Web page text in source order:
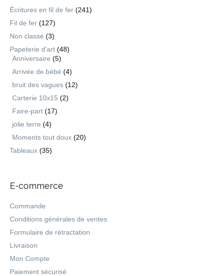
Écritures en fil de fer (241)
Fil de fer (127)
Non classé (3)
Papeterie d'art (48)
Anniversaire (5)
Arrivée de bébé (4)
bruit des vagues (12)
Carterie 10x15 (2)
Faire-part (17)
jolie terre (4)
Moments tout doux (20)
Tableaux (35)
E-commerce
Commande
Conditions générales de ventes
Formulaire de rétractation
Livraison
Mon Compte
Paiement sécurisé